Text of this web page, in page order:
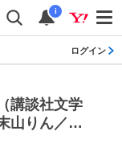
i
ログイン
講談社文学
山りん／絵